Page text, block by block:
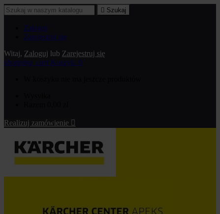
 Szukaj
Zaloguj
Zarejestruj się
Witaj, Zaloguj lub Zarejestruj się
shopping_cart Koszyk: 0
Realizuj zamówienie 